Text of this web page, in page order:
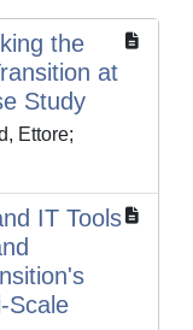
the
at
Study
Ettore;
IT Tools
Scale